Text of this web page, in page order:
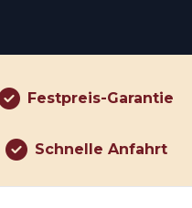
Festpreis-Garantie
Schnelle Anfahrt